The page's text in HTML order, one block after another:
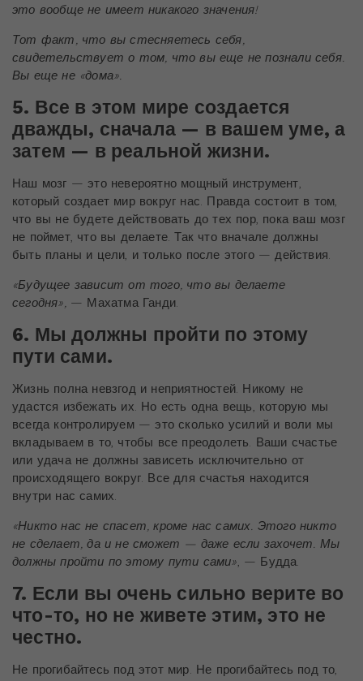
это вообще не имеет никакого значения!
Тот факт, что вы стесняетесь себя,
свидетельствует о том, что вы еще не познали себя.
Вы еще не «дома».
5. Все в этом мире создается
дважды, сначала — в вашем уме, а
затем — в реальной жизни.
Наш мозг — это невероятно мощный инструмент,
который создает мир вокруг нас. Правда состоит в том,
что вы не будете действовать до тех пор, пока ваш мозг
не поймет, что вы делаете. Так что вначале должны
быть планы и цели, и только после этого — действия.
«Будущее зависит от того, что вы делаете
сегодня»,— Махатма Ганди.
6. Мы должны пройти по этому
пути сами.
Жизнь полна невзгод и неприятностей. Никому не
удастся избежать их. Но есть одна вещь, которую мы
всегда контролируем — это сколько усилий и воли мы
вкладываем в то, чтобы все преодолеть. Ваши счастье
или удача не должны зависеть исключительно от
происходящего вокруг. Все для счастья находится
внутри нас самих.
«Никто нас не спасет, кроме нас самих. Этого никто
не сделает, да и не сможет — даже если захочет. Мы
должны пройти по этому пути сами», — Будда.
7. Если вы очень сильно верите во
что-то, но не живете этим, это не
честно.
Не прогибайтесь под этот мир. Не прогибайтесь под то,